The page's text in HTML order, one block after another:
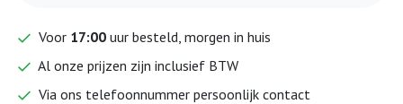
Voor 17:00 uur besteld, morgen in huis
Al onze prijzen zijn inclusief BTW
Via ons telefoonnummer persoonlijk contact